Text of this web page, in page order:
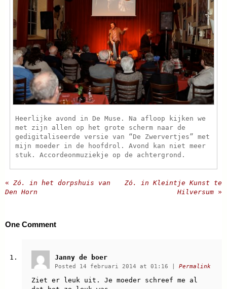
Heerlijke avond in De Muse. Na afloop kijken we
met zijn allen op het grote scherm naar de
gedigitaliseerde versie van “De Zwervertjes” met
mijn moeder in de hoofdrol. Avond kan niet meer
stuk. Accordeonmuziekje op de achtergrond.
« Zó. in het dorpshuis van
Den Horn
Zó. in Kleintje Kunst te
Hilversum »
One Comment
Janny de boer
Posted 14 februari 2014 at 01:16 Permalink
Ziet er leuk uit. Je moeder schreef me al